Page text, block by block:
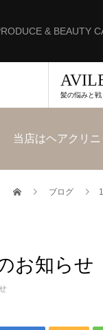
& BEAUTY
髪の悩みと
当店はヘアクリ
ブログ
お知らせ